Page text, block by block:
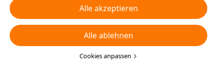
ähnliche Technologien für Werbezwecke auf Ihrem Gerät
speichern. Alternativ können Sie auch über „Alle ablehnen“
nicht notwendige Cookies ablehnen oder auswählen, welche
Arten von Cookies Sie akzeptieren oder deaktivieren möchten,
indem Sie unten oder jederzeit in Ihren
Datenschutzeinstellungen auf „Cookies anpassen“ klicken.
Alle akzeptieren
Alle ablehnen
Cookies anpassen